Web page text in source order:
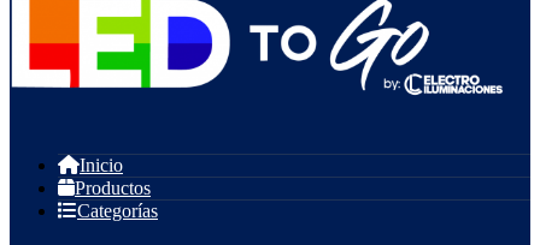
Inicio
Productos
Categorías